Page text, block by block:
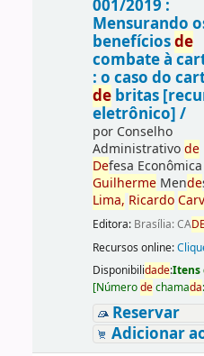
001/2019 :
Mensurando
benefíciosde
combate à
: o caso do
debritas
eletrônico] /
por Conselho
Administrativode
Defesa Econômica
GuilhermeMende
Lima, Ricardo
Editora: Brasília: CADE
Recursos online:
Disponibilidade:Itens
[Númerodechamada:
Reservar
Adicionar